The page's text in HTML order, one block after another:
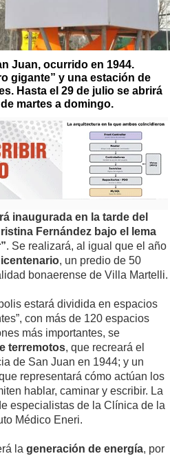
Juan, ocurrido en 1944.
gigante” y una estación de
Hasta el 29 de julio se abrirá
martes a domingo.
inaugurada en la tarde del
Fernández bajo el lema
. Se realizará, al igual que el año
, un predio de 50
bonaerense de Villa Martelli.
estará dividida en espacios
con más de 120 espacios
más importantes, se
terremotos, que recreará el
de San Juan en 1944; y un
representará cómo actúan los
hablar, caminar y escribir. La
especialistas de la Clínica de la
Médico Eneri.
la generación de energía, por